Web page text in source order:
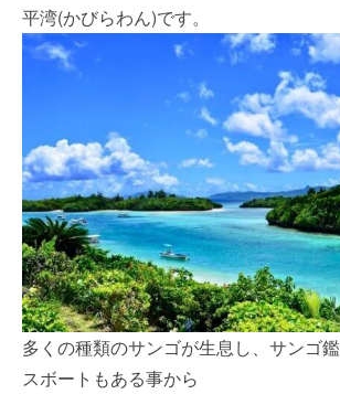
平湾(かびらわん)です。
多くの種類のサンゴが生息し、サンゴ
スボートもある事から